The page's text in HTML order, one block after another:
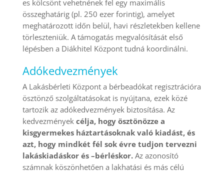
es kölcsönt vehetnének fel egy maximális
összeghatárig (pl. 250 ezer forintig), amelyet
meghatározott időn belül, havi részletekben kellene
törleszteniük. A támogatás megvalósítását első
lépésben a Diákhitel Központ tudná koordinálni.
Adókedvezmények
A Lakásbérleti Központ a bérbeadókat regisztrációra
ösztönző szolgáltatásokat is nyújtana, ezek közé
tartozik az adókedvezmények biztosítása. Az
kedvezmények célja, hogy ösztönözze a
kisgyermekes háztartásoknak való kiadást, és
azt, hogy mindkét fél sok évre tudjon tervezni
lakáskiadáskor és –bérléskor.Az azonosító
számnak köszönhetően a lakhatási és más célú